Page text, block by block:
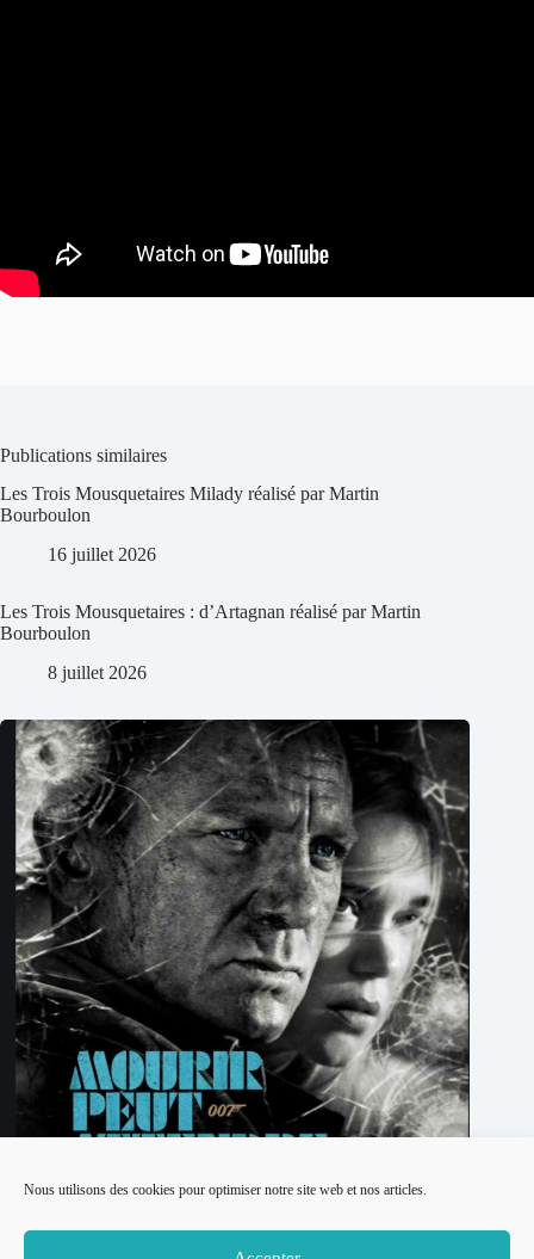
Nous utilisons des cookies pour optimiser notre site web et nos articles.
Publications similaires
Les Trois Mousquetaires Milady réalisé par Martin
Bourboulon
16 juillet 2026
Les Trois Mousquetaires : d’Artagnan réalisé par Martin
Bourboulon
8 juillet 2026
James Bond 25 – Mourir peut attendre réalisé par Cary Joji